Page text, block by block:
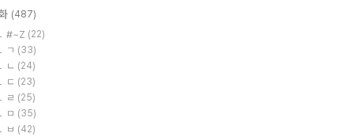
(487)
#~Z (22)
ㄱ (33)
ㄴ (24)
ㄷ (23)
ㄹ (25)
ㅁ (35)
ㅂ (42)